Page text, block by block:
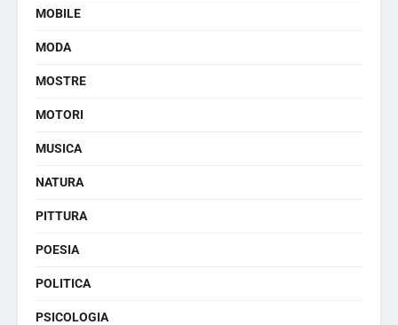
MOBILE
MODA
MOSTRE
MOTORI
MUSICA
NATURA
PITTURA
POESIA
POLITICA
PSICOLOGIA